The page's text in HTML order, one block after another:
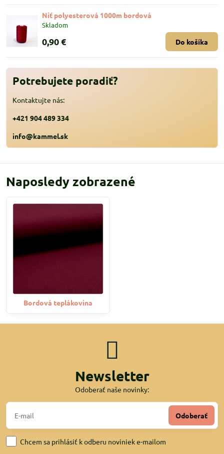
Niť polyesterová 1000m bordová
Skladom
0,90 € Do košíka
Potrebujete poradiť?
Kontaktujte nás:
+421 904 489 334
info@kammel.sk
Naposledy zobrazené
Bordová teplákovina
Newsletter
Odoberať naše novinky:
Odoberať
Chcem sa prihlásiť k odberu noviniek e-mailom